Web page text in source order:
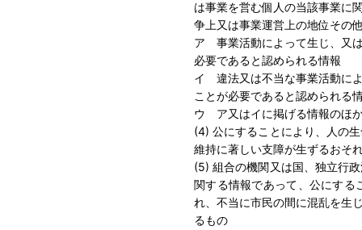
は事業を営む個人の当該事業に
争上又は事業運営上の地位その
ア 事業活動によって生じ、又
必要であると認められる情報
イ 違法又は不当な事業活動に
ことが必要であると認められる
ウ ア又はイに掲げる情報のほ
(4) 公にすることにより、人の
維持に著しい支障が生ずるおそ
(5) 組合の機関又は国、独立行
関する情報であって、公にする
れ、不当に市民の間に混乱を生
るもの